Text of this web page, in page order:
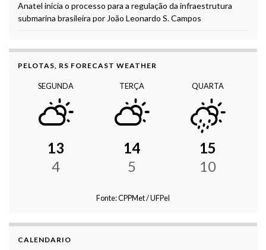
Anatel inicia o processo para a regulação da infraestrutura
submarina brasileira por João Leonardo S. Campos
PELOTAS, RS FORECAST WEATHER
SEGUNDA
13
4
TERÇA
14
5
QUARTA
15
10
Fonte: CPPMet / UFPel
CALENDARIO